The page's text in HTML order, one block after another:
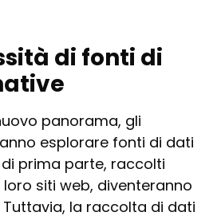
di fonti di
panorama, gli
esplorare fonti di dati
prima parte, raccolti
siti web, diventeranno
Tuttavia, la raccolta di dati